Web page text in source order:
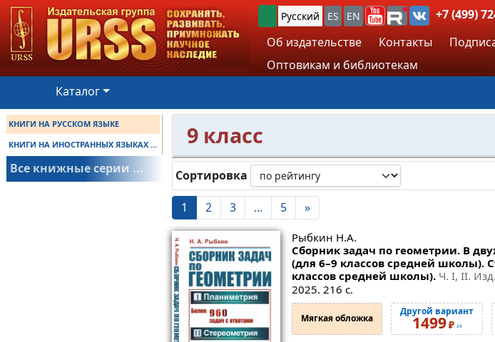
Русский ES EN
+7 (499)
Об издательстве
Контакты
Оптовикам и библиотекам
Каталог
КНИГИ НА РУССКОМ ЯЗЫКЕ
КНИГИ НА ИНОСТРАННЫХ ЯЗЫКАХ ...
Все книжные серии ...
9 класс
Сортировка
1 2 3 ... 5 »
Рыбкин Н.А.
Сборник задач по геометрии. В
(для 6–9 классов средней школы).
классов средней школы). Ч. I, II.
2025. 216 с.
Мягкая обложка
Другой вариант
1499₽››